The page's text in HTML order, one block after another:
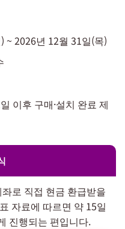
~ 2026년 12월 31일(목)
이후 구매·설치 완료 제
로 직접 현금 환급받을
자료에 따르면 약 15일
진행되는 편입니다.